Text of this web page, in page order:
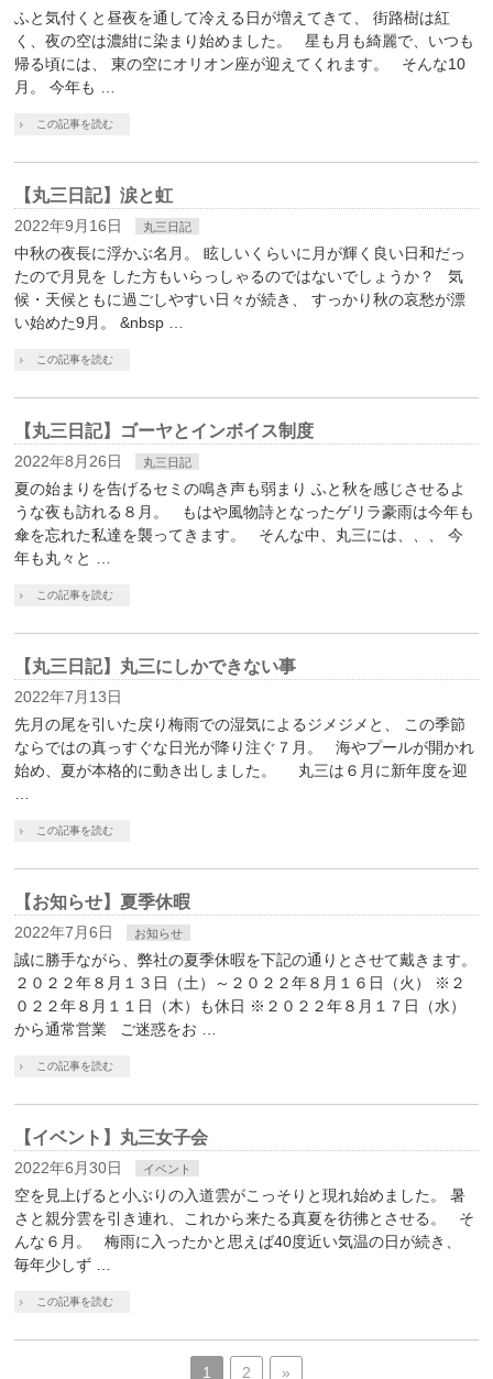
ふと気付くと昼夜を通して冷える日が増えてきて、 街路樹は紅
く、夜の空は濃紺に染まり始めました。 星も月も綺麗で、いつも
帰る頃には、 東の空にオリオン座が迎えてくれます。 そんな10
月。 今年も …
この記事を読む
【丸三日記】涙と虹
2022年9月16日 丸三日記
中秋の夜長に浮かぶ名月。 眩しいくらいに月が輝く良い日和だっ
たので月見を した方もいらっしゃるのではないでしょうか？ 気
候・天候ともに過ごしやすい日々が続き、 すっかり秋の哀愁が漂
い始めた9月。 &nbsp …
この記事を読む
【丸三日記】ゴーヤとインボイス制度
2022年8月26日 丸三日記
夏の始まりを告げるセミの鳴き声も弱まり ふと秋を感じさせるよ
うな夜も訪れる８月。 もはや風物詩となったゲリラ豪雨は今年も
傘を忘れた私達を襲ってきます。 そんな中、丸三には、、、 今
年も丸々と …
この記事を読む
【丸三日記】丸三にしかできない事
2022年7月13日
先月の尾を引いた戻り梅雨での湿気によるジメジメと、 この季節
ならではの真っすぐな日光が降り注ぐ７月。 海やプールが開かれ
始め、夏が本格的に動き出しました。 丸三は６月に新年度を迎
この記事を読む
【お知らせ】夏季休暇
2022年7月6日 お知らせ
誠に勝手ながら、弊社の夏季休暇を下記の通りとさせて戴きます。
２０２２年８月１３日（土）～２０２２年８月１６日（火） ※２
０２２年８月１１日（木）も休日 ※２０２２年８月１７日（水）
から通常営業 ご迷惑をお …
この記事を読む
【イベント】丸三女子会
2022年6月30日 イベント
空を見上げると小ぶりの入道雲がこっそりと現れ始めました。 暑
さと親分雲を引き連れ、これから来たる真夏を彷彿とさせる。 そ
んな６月。 梅雨に入ったかと思えば40度近い気温の日が続き、
毎年少しず …
この記事を読む
1 2 »